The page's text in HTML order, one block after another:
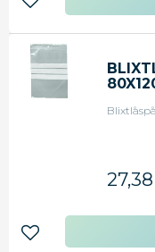
Lägg till i favoriter
27,38
Lägg till i favoriter